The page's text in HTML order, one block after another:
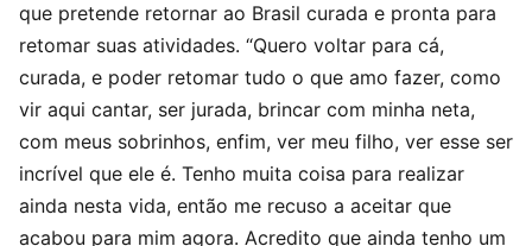
que pretende retornar ao Brasil curada e pronta para
retomar suas atividades. “Quero voltar para cá,
curada, e poder retomar tudo o que amo fazer, como
vir aqui cantar, ser jurada, brincar com minha neta,
com meus sobrinhos, enfim, ver meu filho, ver esse ser
incrível que ele é. Tenho muita coisa para realizar
ainda nesta vida, então me recuso a aceitar que
acabou para mim agora. Acredito que ainda tenho um